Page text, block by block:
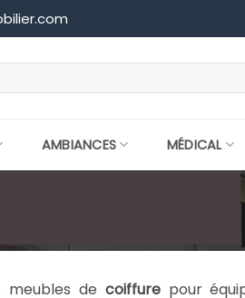
AMBIANCES MÉDICAL
meubles de coiffurepour